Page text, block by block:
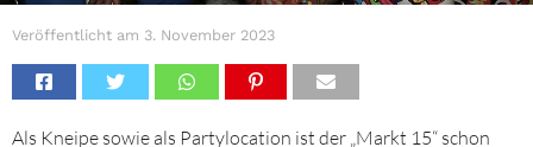
Veröffentlicht am 3. November 2023
Als Kneipe sowie als Partylocation ist der „Markt 15“ schon